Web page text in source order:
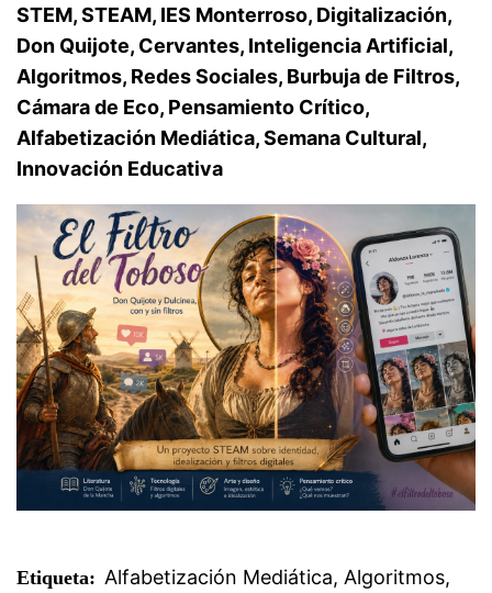
STEM, STEAM, IES Monterroso, Digitalización,
Don Quijote, Cervantes, Inteligencia Artificial,
Algoritmos, Redes Sociales, Burbuja de Filtros,
Cámara de Eco, Pensamiento Crítico,
Alfabetización Mediática, Semana Cultural,
Innovación Educativa
Etiqueta: Alfabetización Mediática, Algoritmos,